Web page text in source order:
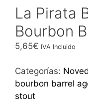
La Pirata
Bourbon
5,65€ IVA Incluido
Categorías:
bourbon barrel
stout